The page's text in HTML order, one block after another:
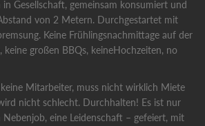
Gesellschaft, gemeinsam konsumiert und
von 2 Metern. Durchgestartet mit
Keine Frühlingsnachmittage auf der
keine großen BBQs, keineHochzeiten, no
Mitarbeiter, muss nicht wirklich Miete
nicht schlecht. Durchhalten! Es ist nur
eine Leidenschaft – gefeiert, mit